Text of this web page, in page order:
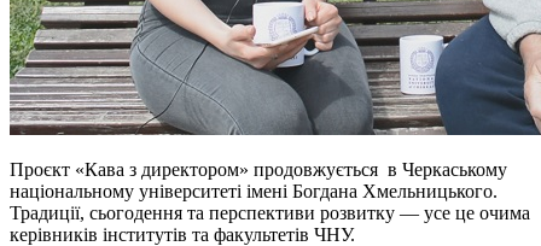
Проєкт «Кава з директором» продовжується в Черкаському
національному університеті імені Богдана Хмельницького.
Традиції, сьогодення та перспективи розвитку — усе це очима
керівників інститутів та факультетів ЧНУ.